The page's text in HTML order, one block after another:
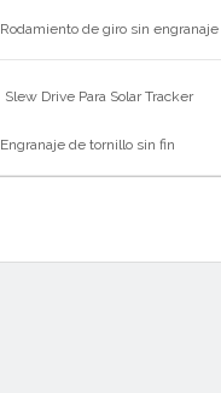
Rodamiento de giro sin engranaje
Slew Drive Para Solar Tracker
Engranaje de tornillo sin fin